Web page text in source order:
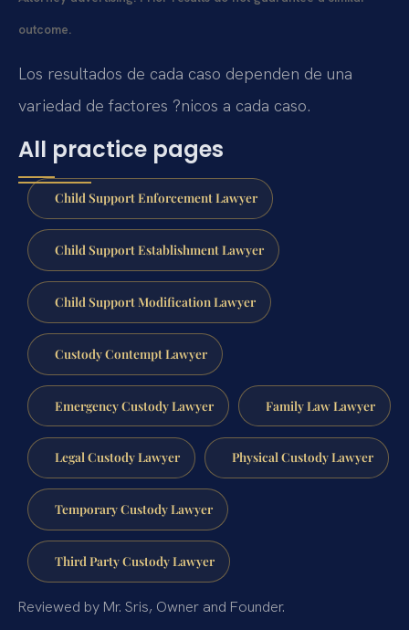
outcome.
Los resultados de cada caso dependen de una
variedad de factores ?nicos a cada caso.
All practice pages
Child Support Enforcement Lawyer
Child Support Establishment Lawyer
Child Support Modification Lawyer
Custody Contempt Lawyer
Emergency Custody Lawyer Family Law Lawyer
Legal Custody Lawyer Physical Custody Lawyer
Temporary Custody Lawyer
Third Party Custody Lawyer
Reviewed by Mr. Sris, Owner and Founder.